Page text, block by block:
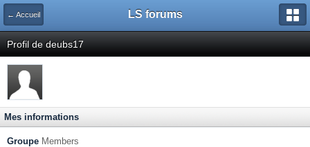
← Accueil LS forums
Profil de deubs17
Mes informations
Groupe Members